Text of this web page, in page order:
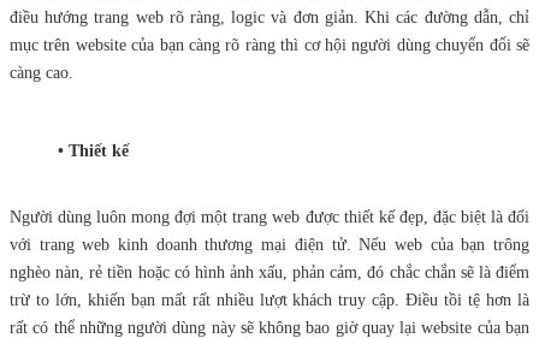
điều hướng trang web rõ ràng, logic và đơn giản. Khi các đường dẫn, chỉ
mục trên website của bạn càng rõ ràng thì cơ hội người dùng chuyển đổi sẽ
càng cao.
• Thiết kế
Người dùng luôn mong đợi một trang web được thiết kế đẹp, đặc biệt là đối
với trang web kinh doanh thương mại điện tử. Nếu web của bạn trông
nghèo nàn, rẻ tiền hoặc có hình ảnh xấu, phản cảm, đó chắc chắn sẽ là điểm
trừ to lớn, khiến bạn mất rất nhiều lượt khách truy cập. Điều tồi tệ hơn là
rất có thể những người dùng này sẽ không bao giờ quay lại website của bạn